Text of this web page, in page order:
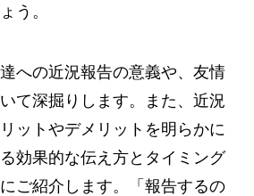
う。
への近況報告の意義や、友情
て深掘りします。また、近況
ットやデメリットを明らかに
効果的な伝え方とタイミング
ご紹介します。「報告するの